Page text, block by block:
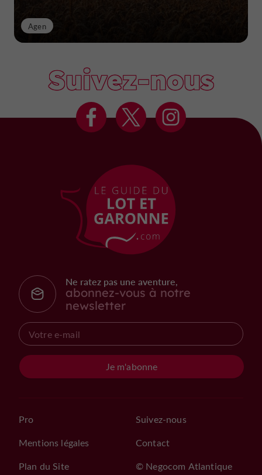
Agen
Suivez-nous
Ne ratez pas une aventure,
abonnez-vous à notre
newsletter
Je m'abonne
Pro
Mentions légales
Plan du Site
Suivez-nous
Contact
© Negocom Atlantique